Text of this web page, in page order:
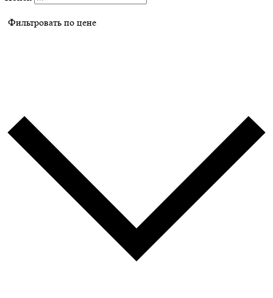
Фильтровать по цене